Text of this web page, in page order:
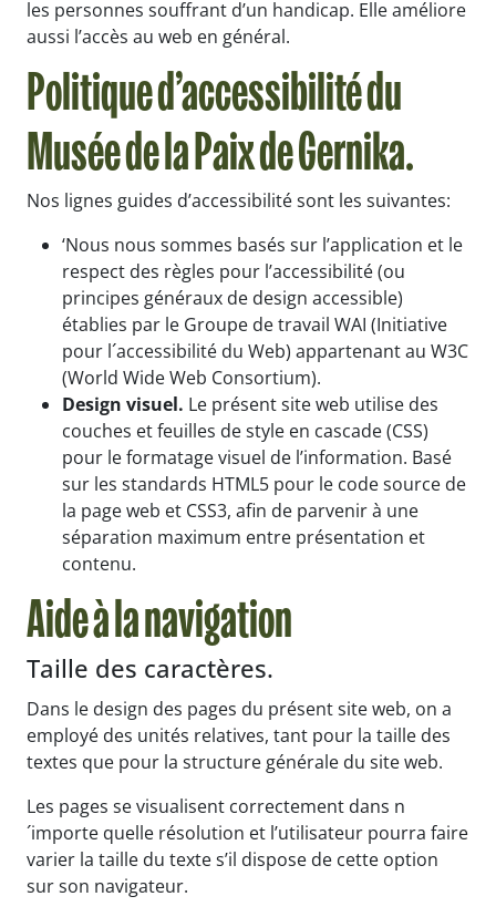
les personnes souffrant d’un handicap. Elle améliore
aussi l’accès au web en général.
Politique d’accessibilité du
Musée de la Paix de Gernika.
Nos lignes guides d’accessibilité sont les suivantes:
‘Nous nous sommes basés sur l’application et le
respect des règles pour l’accessibilité (ou
principes généraux de design accessible)
établies par le Groupe de travail WAI (Initiative
pour l´accessibilité du Web) appartenant au W3C
(World Wide Web Consortium).
Design visuel. Le présent site web utilise des
couches et feuilles de style en cascade (CSS)
pour le formatage visuel de l’information. Basé
sur les standards HTML5 pour le code source de
la page web et CSS3, afin de parvenir à une
séparation maximum entre présentation et
contenu.
Aide à la navigation
Taille des caractères.
Dans le design des pages du présent site web, on a
employé des unités relatives, tant pour la taille des
textes que pour la structure générale du site web.
Les pages se visualisent correctement dans n
´importe quelle résolution et l’utilisateur pourra faire
varier la taille du texte s’il dispose de cette option
sur son navigateur.